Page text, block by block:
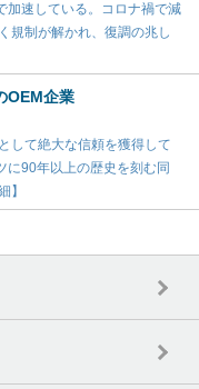
加速している。コロナ禍で減
規制が解かれ、復調の兆し
OEM企業
して絶大な信頼を獲得して
に90年以上の歴史を刻む同
】